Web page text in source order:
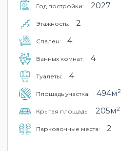
Год постройки: 2027
Этажность: 2
Cпален: 4
Ванных комнат: 4
Туалеты: 4
Площадь участка: 494м2
Крытая площадь: 205м2
Парковочные места: 2